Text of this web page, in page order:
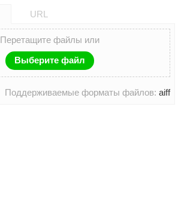
URL
Перетащите файлы или
Выберите файл
Поддерживаемые форматы файлов: aiff